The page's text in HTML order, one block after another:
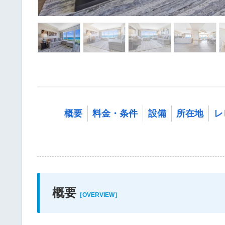
概要 料金・条件 設備 所在地
概要 ［OVERVIEW］